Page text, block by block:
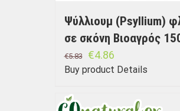
Ψύλλιουμ (Psyllium)
σε σκόνη Βιοαγρός
€5.83 €4.86
Buy product Details